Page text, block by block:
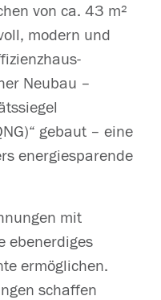
von ca. 43 m²
modern und
Neubau –
gebaut – eine
energiesparende
mit
ebenerdiges
ermöglichen.
schaffen